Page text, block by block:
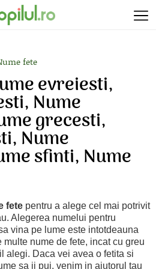
fete
evreiesti,
Nume
grecesti,
Nume
sfinti, Nume
fete pentru a alege cel mai potrivit
Alegerea numelui pentru
vina pe lume este intotdeauna
nume de fete, incat cu greu
alegi. Daca vei avea o fetita si
sa ii pui, venim in ajutorul tau